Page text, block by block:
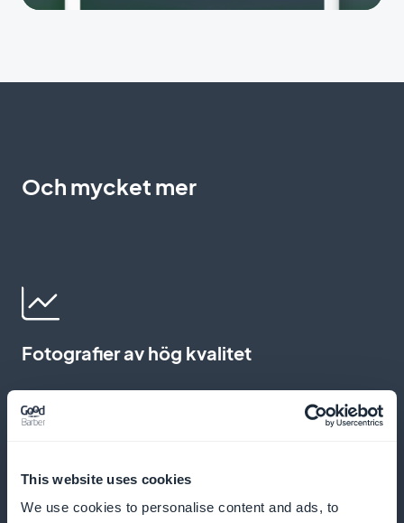
This website uses cookies
We use cookies to personalise content and ads, to
Och mycket mer
Fotografier av hög kvalitet
presenterade rätter för att inspirera och vägleda din